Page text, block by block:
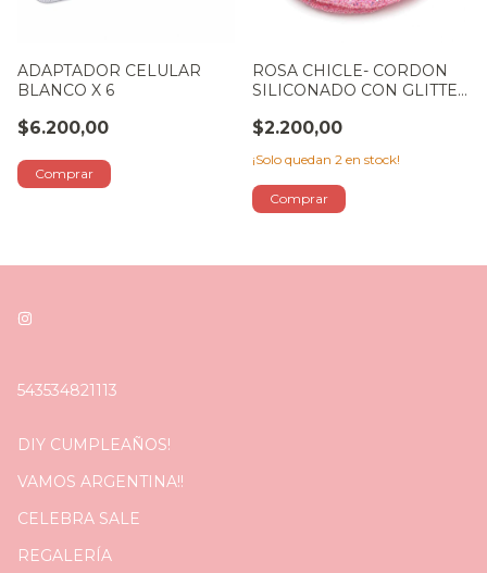
ADAPTADOR CELULAR
BLANCO X 6
$6.200,00
ROSA CHICLE- CORDON
SILICONADO CON GLITTER
$2.200,00
¡Solo quedan 2 en stock!
543534821113
DIY CUMPLEAÑOS!
VAMOS ARGENTINA!!
CELEBRA SALE
REGALERÍA